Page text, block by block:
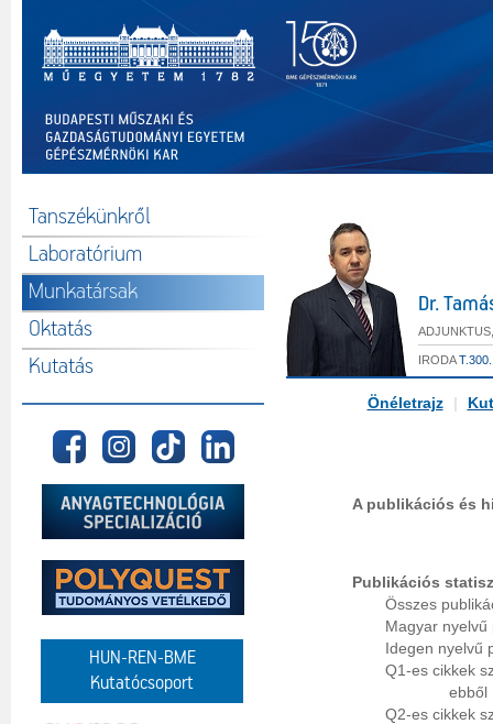
Tanszékünkről
Laboratórium
Munkatársak
Oktatás
Kutatás
HUN-REN-BME
Kutatócsoport
Dr.
IRODAT.300.
Önéletrajz |
A publikációs és
Publikációs
Összes
Magyar nyelvű
Idegen nyelvű
Q1-es cikkek
ebből
Q2-es cikkek